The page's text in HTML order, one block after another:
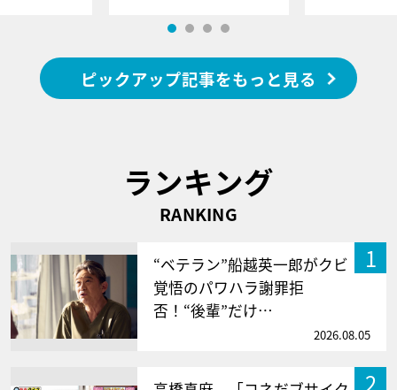
ピックアップ記事をもっと見る
ランキング
RANKING
1
“ベテラン”船越英一郎がクビ
覚悟のパワハラ謝罪拒
否！“後輩”だけ…
2026.08.05
2